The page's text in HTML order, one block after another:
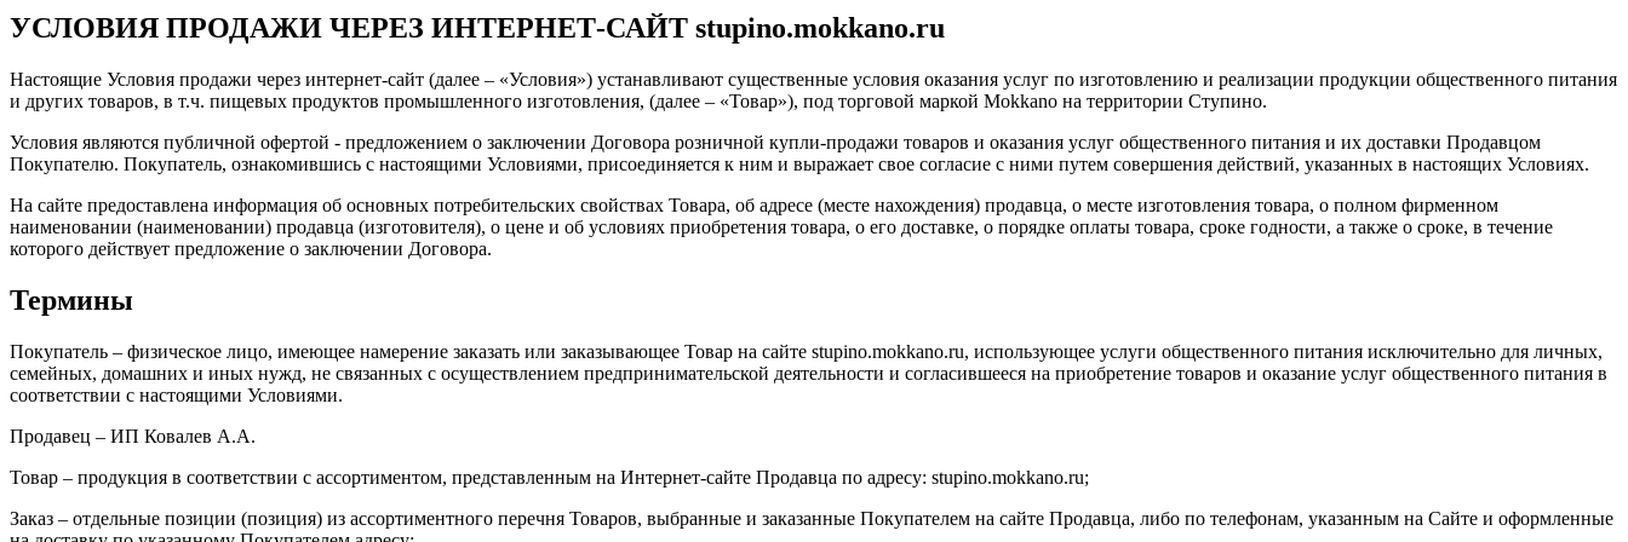
УСЛОВИЯ ПРОДАЖИ ЧЕРЕЗ ИНТЕРНЕТ-САЙТ stupino.mokkano.ru
Настоящие Условия продажи через интернет-сайт (далее – «Условия») устанавливают существенные условия оказания услуг по изготовлению и реализации продукции общественного питания
и других товаров, в т.ч. пищевых продуктов промышленного изготовления, (далее – «Товар»), под торговой маркой Mokkano на территории Ступино.
Условия являются публичной офертой - предложением о заключении Договора розничной купли-продажи товаров и оказания услуг общественного питания и их доставки Продавцом
Покупателю. Покупатель, ознакомившись с настоящими Условиями, присоединяется к ним и выражает свое согласие с ними путем совершения действий, указанных в настоящих Условиях.
На сайте предоставлена информация об основных потребительских свойствах Товара, об адресе (месте нахождения) продавца, о месте изготовления товара, о полном фирменном
наименовании (наименовании) продавца (изготовителя), о цене и об условиях приобретения товара, о его доставке, о порядке оплаты товара, сроке годности, а также о сроке, в течение
которого действует предложение о заключении Договора.
Термины
Покупатель – физическое лицо, имеющее намерение заказать или заказывающее Товар на сайте stupino.mokkano.ru, использующее услуги общественного питания исключительно для личных,
семейных, домашних и иных нужд, не связанных с осуществлением предпринимательской деятельности и согласившееся на приобретение товаров и оказание услуг общественного питания в
соответствии с настоящими Условиями.
Продавец – ИП Ковалев А.А.
Товар – продукция в соответствии с ассортиментом, представленным на Интернет-сайте Продавца по адресу: stupino.mokkano.ru;
Заказ – отдельные позиции (позиция) из ассортиментного перечня Товаров, выбранные и заказанные Покупателем на сайте Продавца, либо по телефонам, указанным на Сайте и оформленные